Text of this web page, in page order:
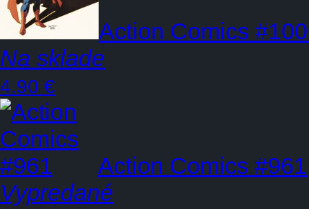
Action Comics
Na sklade
4.90 €
Action Comics #961
Vypredané